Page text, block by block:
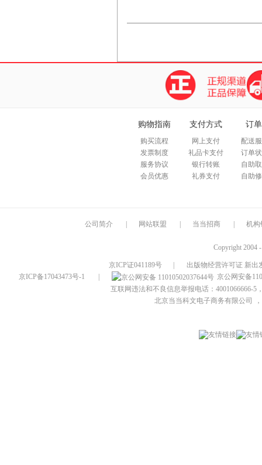
购物指南
购买流程
发票制度
服务协议
会员优惠
支付方式
网上支付
礼品卡支付
银行转账
礼券支付
订
配送
订单
自助
自助
公司简介 网站联盟 当当招商 机构
Copyright 2004
京ICP证041189号
出版物经营许可证 新出
京ICP备17043473号-1
京公网安备
互联网违法和不良信息举报电话：4001066666-5
北京当当科文电子商务有限公司